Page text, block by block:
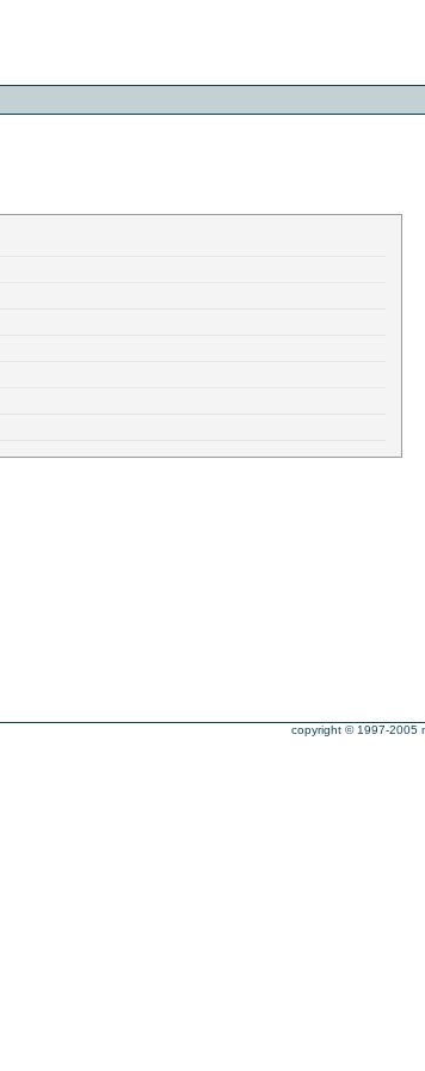
copyright © 1997-2005